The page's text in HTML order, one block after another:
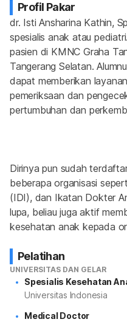
Profil Pakar
dr. Isti Ansharina Kathin,
spesialis anak atau
pasien di KMNC Graha
Tangerang Selatan.
dapat memberikan
pemeriksaan dan
pertumbuhan dan
Dirinya pun sudah
beberapa organisasi
(IDI), dan Ikatan Dokter
lupa, beliau juga aktif
kesehatan anak kepada
Pelatihan
UNIVERSITAS DAN GELAR
Spesialis Kesehatan
Universitas Indonesia
Medical Doctor